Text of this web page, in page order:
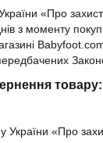
«Про
з моменту
товару:
України «Про